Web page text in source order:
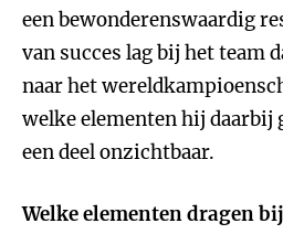
een bewonderenswaardig
van succes lag bij het team
naar het
welke elementen hij daarbij
een deel onzichtbaar.
Welke elementen dragen